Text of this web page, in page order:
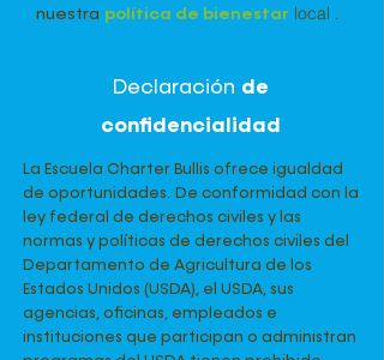
nuestra política de bienestar local .
Declaración de
confidencialidad
La Escuela Charter Bullis ofrece igualdad
de oportunidades. De conformidad con la
ley federal de derechos civiles y las
normas y políticas de derechos civiles del
Departamento de Agricultura de los
Estados Unidos (USDA), el USDA, sus
agencias, oficinas, empleados e
instituciones que participan o administran